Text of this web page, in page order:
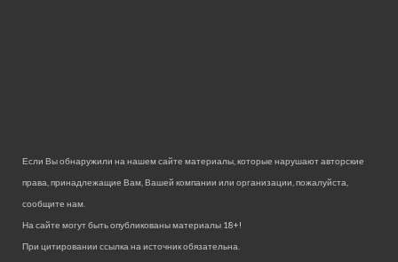
Если Вы обнаружили на нашем сайте материалы, которые нарушают авторские
права, принадлежащие Вам, Вашей компании или организации, пожалуйста,
сообщите нам.
На сайте могут быть опубликованы материалы 18+!
При цитировании ссылка на источник обязательна.